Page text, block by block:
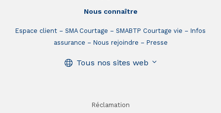
Nous connaître
Espace client SMA Courtage SMABTP Courtage vie
Infos
assurance
Nous rejoindre Presse
Tous nos sites web
Réclamation